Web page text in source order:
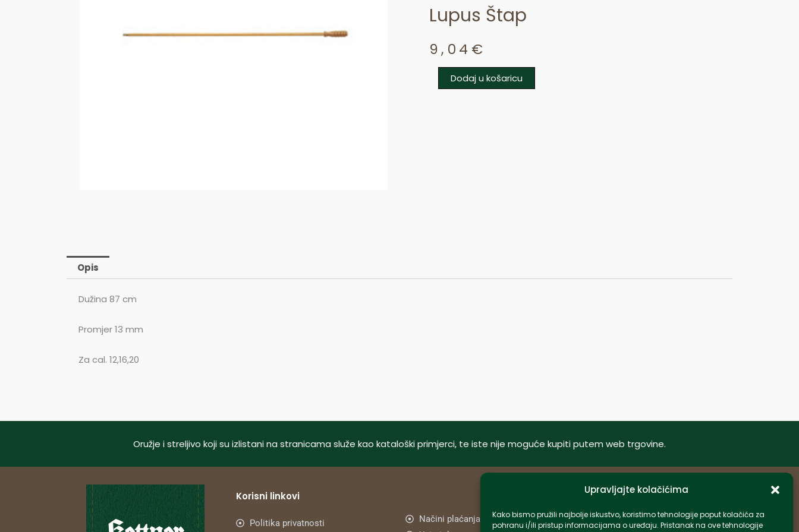
Upravljajte kolačićima
Kako bismo pružili najbolje iskustvo, koristimo tehnologije poput kolačića za
pohranu i/ili pristup informacijama o uređaju. Pristanak na ove tehnologije
Lupus Štap
9,04 €
LupusDodaj u košaricu
Opis
Dužina 87 cm
Promjer 13 mm
Za cal. 12,16,20
Oružje i streljivo koji su izlistani na stranicama služe kao kataloški primjerci, te iste nije moguće kupiti putem web trgovine.
Korisni linkovi
Politika privatnosti
Načini plaćanja
Informacije
info-hr@kettner.com